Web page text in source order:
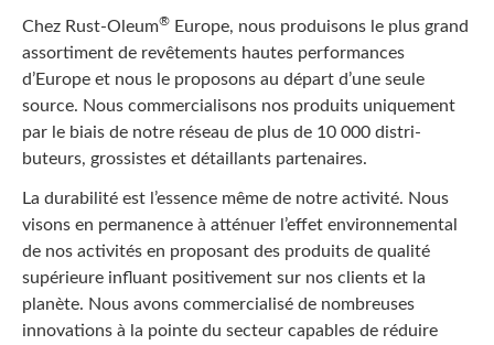
Chez Rust-Oleum® Europe, nous produisons le plus grand
assor­ti­ment de revêtements hautes performances
d’Europe et nous le pro­posons au départ d’une seule
source. Nous commercialisons nos pro­duits uniquement
par le biais de notre réseau de plus de 10 000 distri­
buteurs, grossistes et détaillants partenaires.
La durabilité est l’essence même de notre activité. Nous
visons en permanence à atténuer l’effet environnemental
de nos activités en proposant des produits de qualité
supérieure influant positivement sur nos clients et la
planète. Nous avons commercialisé de nombreuses
innovations à la pointe du secteur capables de réduire